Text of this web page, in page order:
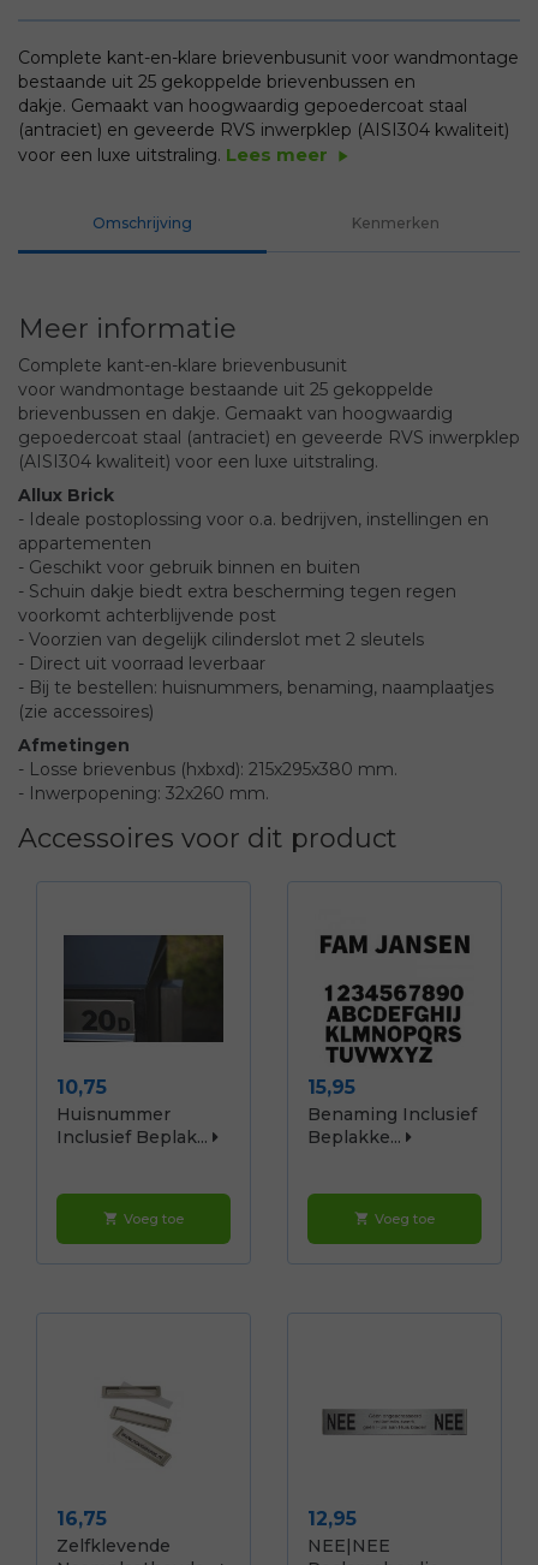
Complete kant-en-klare brievenbusunit voor wandmontage
bestaande uit 25 gekoppelde brievenbussen en
dakje. Gemaakt van hoogwaardig gepoedercoat staal
(antraciet) en geveerde RVS inwerpklep (AISI304 kwaliteit)
voor een luxe uitstraling. Lees meer play_arrow
Omschrijving Kenmerken
Meer informatie
Complete kant-en-klare brievenbusunit
voor wandmontage bestaande uit 25 gekoppelde
brievenbussen en dakje. Gemaakt van hoogwaardig
gepoedercoat staal (antraciet) en geveerde RVS inwerpklep
(AISI304 kwaliteit) voor een luxe uitstraling.
Allux Brick
- Ideale postoplossing voor o.a. bedrijven, instellingen en
appartementen
- Geschikt voor gebruik binnen en buiten
- Schuin dakje biedt extra bescherming tegen regen
voorkomt achterblijvende post
- Voorzien van degelijk cilinderslot met 2 sleutels
- Direct uit voorraad leverbaar
- Bij te bestellen: huisnummers, benaming, naamplaatjes
(zie accessoires)
Afmetingen
- Losse brievenbus (hxbxd): 215x295x380 mm.
- Inwerpopening: 32x260 mm.
Accessoires voor dit product
Prijs
10,75
Huisnummer
Inclusief Beplak...
shopping_cart Voeg toe
Prijs
15,95
Benaming Inclusief
Beplakke...
shopping_cart Voeg toe
Prijs
16,75
Zelfklevende
Prijs
12,95
NEE|NEE